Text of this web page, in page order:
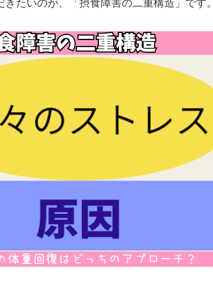
たいのが、「摂食障害の二重構造」です。